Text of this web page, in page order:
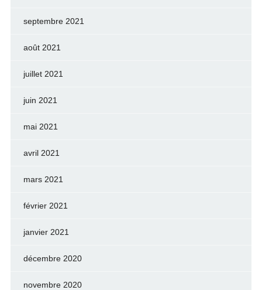
septembre 2021
août 2021
juillet 2021
juin 2021
mai 2021
avril 2021
mars 2021
février 2021
janvier 2021
décembre 2020
novembre 2020